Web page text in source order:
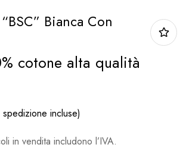
Bianca Con
cotone alta qualità
incluse)
in vendita includono l’IVA.